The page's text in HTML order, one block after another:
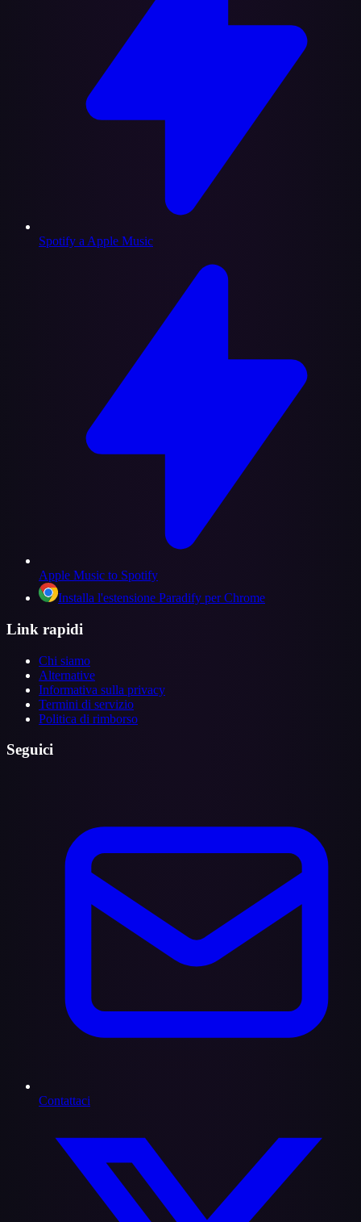
Spotify a Apple Music
Apple Music to Spotify
Installa l'estensione Paradify per Chrome
Link rapidi
Chi siamo
Alternative
Informativa sulla privacy
Termini di servizio
Politica di rimborso
Seguici
Contattaci